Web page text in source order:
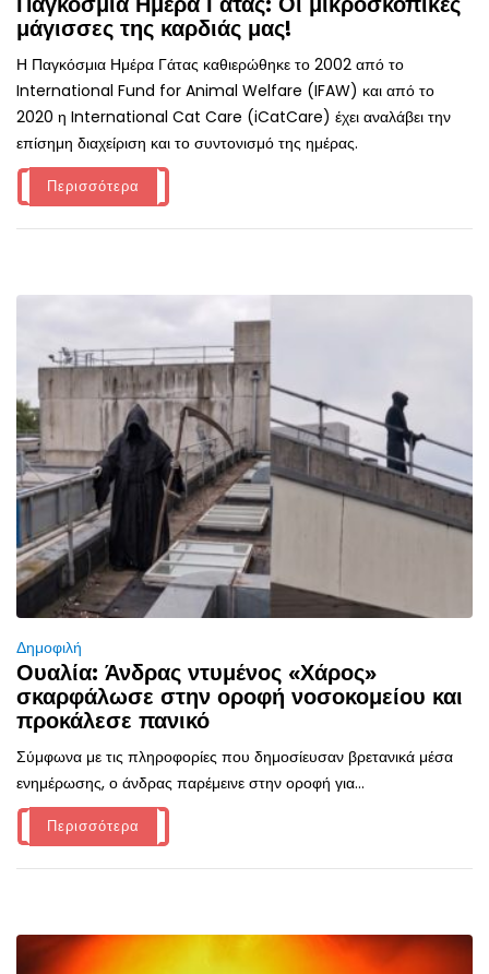
μάγισσες της καρδιάς μας!
Η Παγκόσμια Ημέρα Γάτας καθιερώθηκε το 2002 από το
International Fund for Animal Welfare (IFAW) και από το
2020 η International Cat Care (iCatCare) έχει αναλάβει την
επίσημη διαχείριση και το συντονισμό της ημέρας.
Περισσότερα
Δημοφιλή
Ουαλία: Άνδρας ντυμένος «Χάρος»
σκαρφάλωσε στην οροφή νοσοκομείου και
προκάλεσε πανικό
Σύμφωνα με τις πληροφορίες που δημοσίευσαν βρετανικά μέσα
ενημέρωσης, ο άνδρας παρέμεινε στην οροφή για...
Περισσότερα